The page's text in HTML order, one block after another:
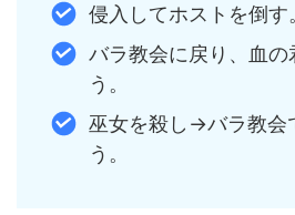
侵入してホストを倒す。
バラ教会に戻り、血
う。
巫女を殺し→バラ教会
う。